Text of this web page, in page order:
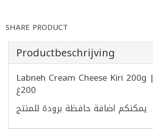
SHARE PRODUCT
Productbeschrijving
Labneh Cream Cheese Kiri 200g | لبنة كيري
200غ